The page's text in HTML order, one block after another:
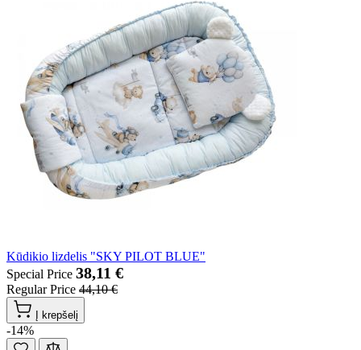
Kūdikio lizdelis "SKY PILOT BLUE"
Special Price 38,11 €
Regular Price 44,10 €
Į krepšelį
-14%